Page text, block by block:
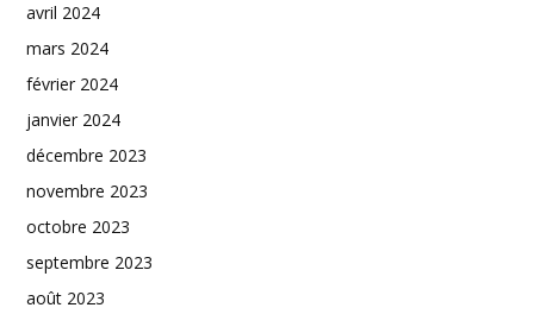
avril 2024
mars 2024
février 2024
janvier 2024
décembre 2023
novembre 2023
octobre 2023
septembre 2023
août 2023